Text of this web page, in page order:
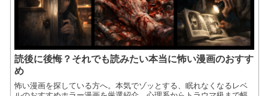
読後に後悔？それでも読みたい本当に怖い漫画のおすす
め
怖い漫画を探している方へ。本気でゾッとする、眠れなくなるレベ